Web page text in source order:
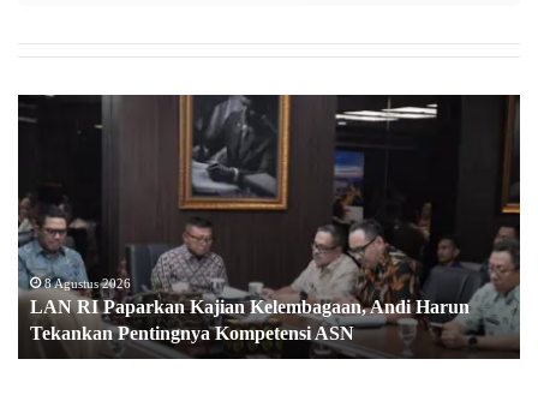
LAN
Kelembagaan,
Andi
Harun
Tekankan
Pentingnya
Kompetensi
ASN
8 Agustus 2026
LAN RI Paparkan Kajian Kelembagaan, Andi Harun
Tekankan Pentingnya Kompetensi ASN